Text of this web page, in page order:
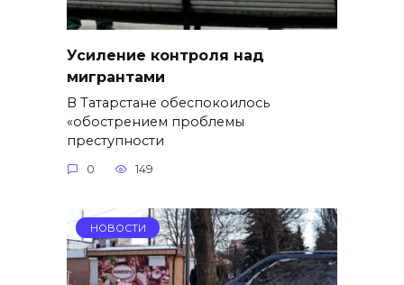
Усиление контроля над
мигрантами
В Татарстане обеспокоилось
«обострением проблемы
преступности
0 149
НОВОСТИ